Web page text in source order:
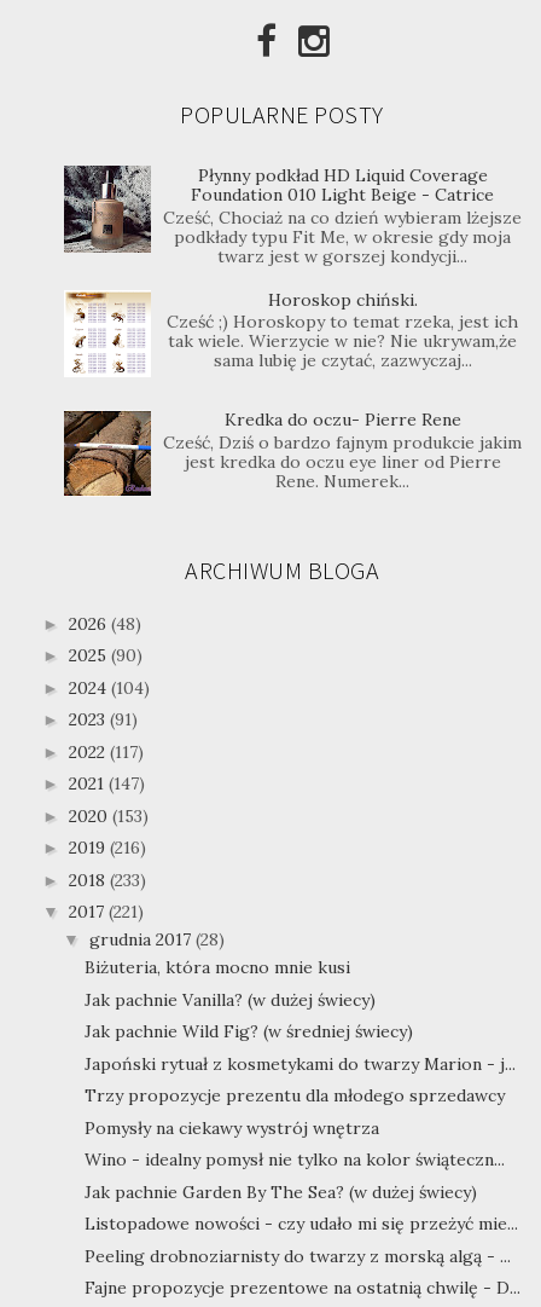
POPULARNE POSTY
Płynny podkład HD Liquid Coverage
Foundation 010 Light Beige - Catrice
Cześć, Chociaż na co dzień wybieram lżejsze
podkłady typu Fit Me, w okresie gdy moja
twarz jest w gorszej kondycji...
Horoskop chiński.
Cześć ;) Horoskopy to temat rzeka, jest ich
tak wiele. Wierzycie w nie? Nie ukrywam,że
sama lubię je czytać, zazwyczaj...
Kredka do oczu- Pierre Rene
Cześć, Dziś o bardzo fajnym produkcie jakim
jest kredka do oczu eye liner od Pierre
Rene. Numerek...
ARCHIWUM BLOGA
► 2026 (48)
► 2025 (90)
► 2024 (104)
► 2023 (91)
► 2022 (117)
► 2021 (147)
► 2020 (153)
► 2019 (216)
► 2018 (233)
▼ 2017 (221)
▼ grudnia 2017 (28)
Biżuteria, która mocno mnie kusi
Jak pachnie Vanilla? (w dużej świecy)
Jak pachnie Wild Fig? (w średniej świecy)
Japoński rytuał z kosmetykami do twarzy Marion - j...
Trzy propozycje prezentu dla młodego sprzedawcy
Pomysły na ciekawy wystrój wnętrza
Wino - idealny pomysł nie tylko na kolor świąteczn...
Jak pachnie Garden By The Sea? (w dużej świecy)
Listopadowe nowości - czy udało mi się przeżyć mie...
Peeling drobnoziarnisty do twarzy z morską algą - ...
Fajne propozycje prezentowe na ostatnią chwilę - D...